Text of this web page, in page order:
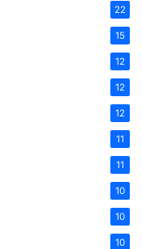
22
15
12
12
12
11
11
10
10
10